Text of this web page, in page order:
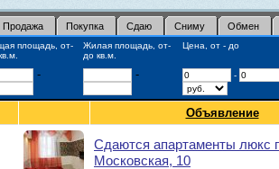
Продажа Покупка Сдаю Сниму Обмен
площадь, от-
Жилая площадь, от-
до кв.м.
Цена, от - до
- - -
Объявление
Сдаются апартаменты люкс
Московская, 10